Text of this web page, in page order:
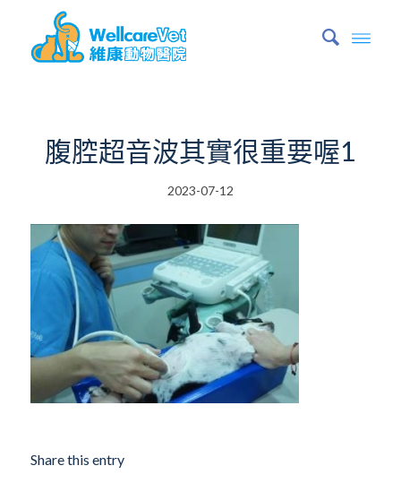
腹腔超音波其實很重要喔1
2023-07-12
Share this entry